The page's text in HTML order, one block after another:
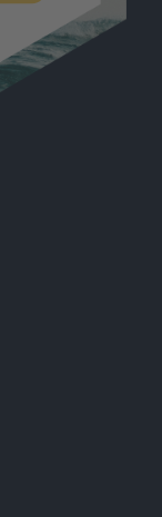
showcase/